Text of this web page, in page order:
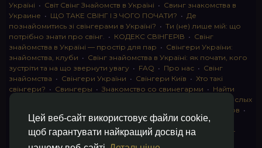
Цей веб-сайт використовує файли cookie,
щоб гарантувати найкращий досвід на
Україні • Світ Свінг Знайомств в Україні • Свинг знакомства в
Украине • ЩО ТАКЕ СВІНГ І З ЧОГО ПОЧАТИ? • Де
познайомитись зі свінгерами в Україні? • Ти (не) лише мій: що
потрібно знати про свінг. • КОДЕКС СВІНГЕРІВ • Свінг
знайомства в Україні — простір для пар • Свінгери України:
знайомства, клуби • Свінг знайомства в Україні: як почати, кого
зустріти та на що звернути увагу • FAQ • Про нас • Свінг
знайомства • Свінгери України • Свінгери Київ • Хто такі
свінгери? • Свингеры • Знакомство со свинегарми • Найти
instagram для взрослых
Клуб свингеров •
Конфіденційність• Правила• Партнерська програма
Свингеры •Свинг-пати•О свингерах откровенно
Свинг-
клуб: что это и как работает